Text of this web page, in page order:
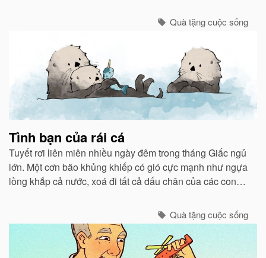
Quà tặng cuộc sống
Tình bạn của rái cá
Tuyết rơi liên miên nhiều ngày đêm trong tháng Giấc ngủ
lớn. Một cơn bão khủng khiếp có gió cực mạnh như ngựa
lồng khắp cả nước, xoá đi tất cả dấu chân của các con
Quà tặng cuộc sống